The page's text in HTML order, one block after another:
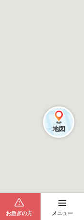
地図
お急ぎの方 メニュー